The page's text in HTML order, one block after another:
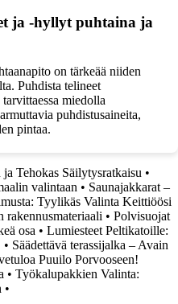
ja -hyllyt puhtaina ja
on tärkeää niiden
Puhdista telineet
miedolla
puhdistusaineita,
pintaa.
Tehokas Säilytysratkaisu •
valintaan • Saunajakkarat –
Tyylikäs Valinta Keittiöösi
• Polvisuojat
osa • Lumiesteet Peltikatoille:
• Säädettävä terassijalka – Avain
Puuilo Porvooseen!
• Työkalupakkien Valinta:
•